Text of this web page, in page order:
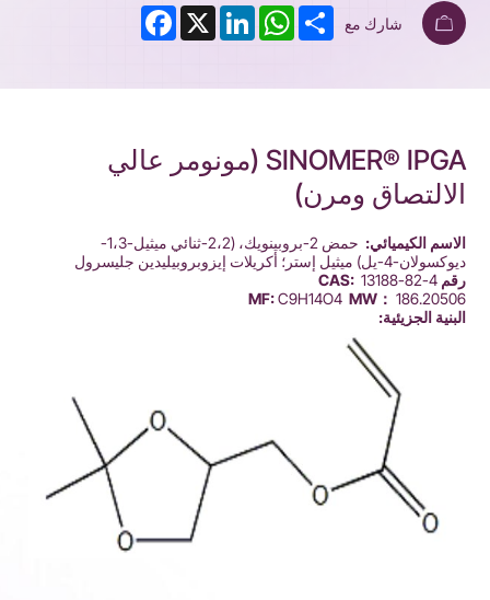
شارك مع Facebook X
LinkedIn
WhatsAppShare
SINOMER® IPGA (مونومر عالي
الالتصاق ومرن)
الاسم الكيميائي:
حمض 2-بروبينويك، (2،2-ثنائي ميثيل-1،3-
ديوكسولان-4-يل) ميثيل إستر؛ أكريلات إيزوبروبيليدين جليسرول
رقم CAS:13188-82-4
MF:C9H14O4 MW： 186.20506
البنية الجزيئية: